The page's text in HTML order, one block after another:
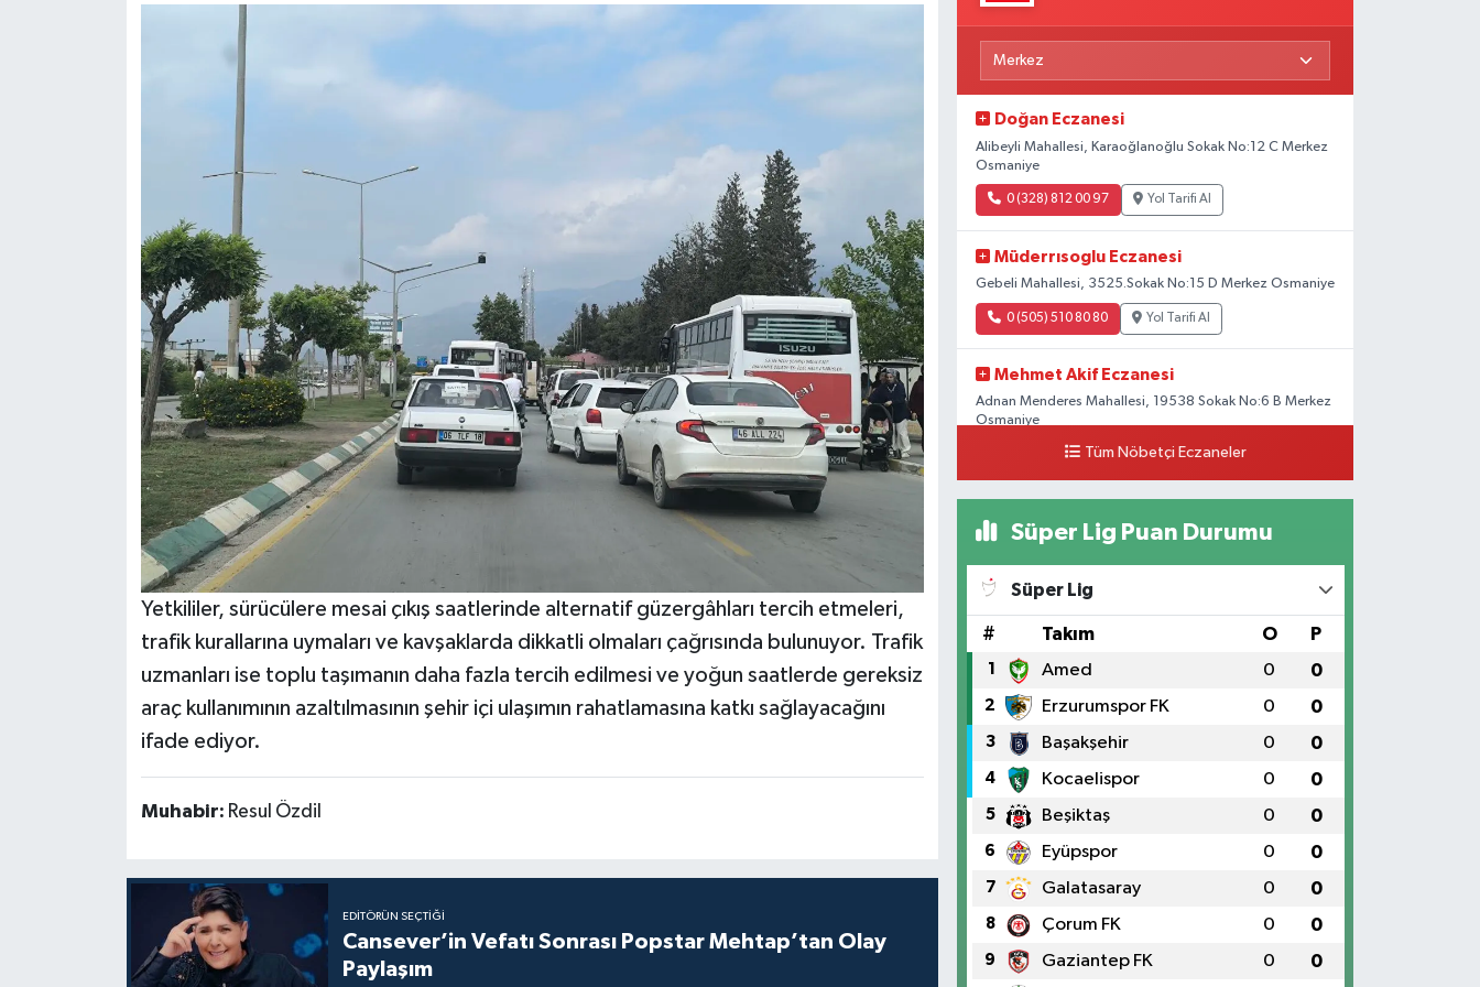
Yetkililer, sürücülere mesai çıkış saatlerinde alternatif güzergâhları tercih etmeleri,
trafik kurallarına uymaları ve kavşaklarda dikkatli olmaları çağrısında bulunuyor. Trafik
uzmanları ise toplu taşımanın daha fazla tercih edilmesi ve yoğun saatlerde gereksiz
araç kullanımının azaltılmasının şehir içi ulaşımın rahatlamasına katkı sağlayacağını
ifade ediyor.
Muhabir: Resul Özdil
EDITÖRÜN SEÇTIĞI
Cansever’in Vefatı Sonrası Popstar Mehtap’tan Olay
Paylaşım
Doğan Eczanesi
Alibeyli Mahallesi, Karaoğlanoğlu Sokak No:12 C Merkez
Osmaniye
0 (328) 812 00 97 Yol Tarifi Al
Müderrısoglu Eczanesi
Gebeli Mahallesi, 3525.Sokak No:15 D Merkez Osmaniye
0 (505) 510 80 80 Yol Tarifi Al
Mehmet Akif Eczanesi
Adnan Menderes Mahallesi, 19538 Sokak No:6 B Merkez
Osmaniye
0 (328) 802 58 00 Yol Tarifi Al
Tüm Nöbetçi Eczaneler
Süper Lig Puan Durumu
Süper Lig
# Takım O P
1 Amed 0 0
2 Erzurumspor FK 0 0
3 Başakşehir 0 0
4 Kocaelispor 0 0
5 Beşiktaş 0 0
6 Eyüpspor 0 0
7 Galatasaray 0 0
8 Çorum FK 0 0
9 Gaziantep FK 0 0